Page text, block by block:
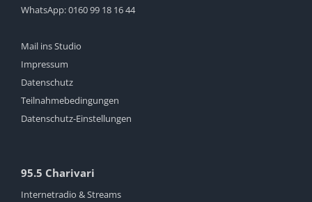
WhatsApp:0160 99 18 16 44
Mail ins Studio
Impressum
Datenschutz
Teilnahmebedingungen
Datenschutz-Einstellungen
95.5 Charivari
Internetradio & Streams